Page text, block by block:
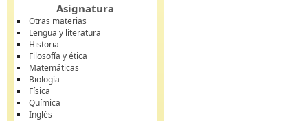
Asignatura
Otras materias
Lengua y literatura
Historia
Filosofía y ética
Matemáticas
Biología
Física
Química
Inglés